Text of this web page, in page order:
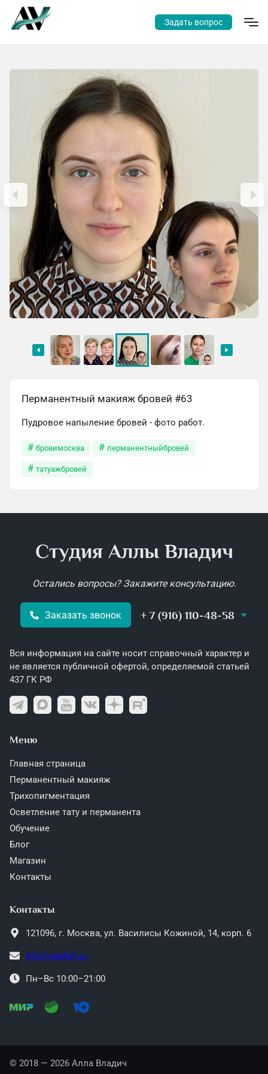
Задать вопрос
Перманентный макияж бровей #63
Пудровое напыление бровей - фото работ.
бровимосква перманентныйбровей
татуажбровей
Студия Аллы Владич
Остались вопросы? Закажите консультацию.
Заказать звонок + 7 (916) 110-48-58
Вся информация на сайте носит справочный характер и
не является публичной офертой, определяемой статьей
437 ГК РФ
Меню
Главная страница
Перманентный макияж
Трихопигментация
Осветление тату и перманента
Обучение
Блог
Магазин
Контакты
Контакты
121096, г. Москва, ул. Василисы Кожиной, 14, корп. 6
info@vladich.ru
Пн–Вс 10:00–21:00
© 2018 — 2026 Алла Владич